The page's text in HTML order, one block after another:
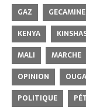
GAZ
KENYA
MALI
MARCHE
OPINION
POLITIQUE